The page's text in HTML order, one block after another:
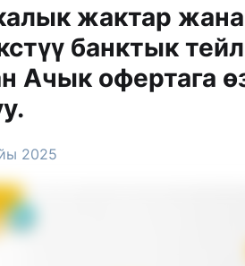
жактар
банктык
Ачык офертага
2025